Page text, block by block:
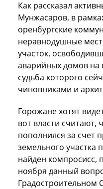
Как рассказал
Мунжасаров, в
оренбургские
неравнодушные
участок,
аварийных домов на
судьба которого
чиновниками и
Горожане хотят
вот власти
пополнился за счет
земельного участка
найден компросисс,
ноября данный
Градостроительном